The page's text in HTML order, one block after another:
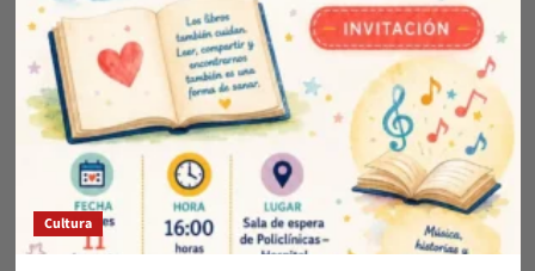
Cultura